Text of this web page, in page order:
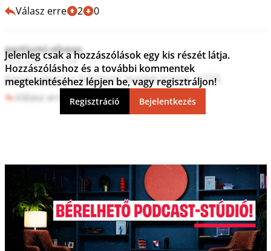
Válasz erre 2 0
partiumi-olvaso
2026. június 13. 13:08
Kesei valasz a bosztoni teadelutanra -1773.
Válasz erre 3 0
Jelenleg csak a hozzászólások egy kis részét látja.
Hozzászóláshoz és a további kommentek
megtekintéséhez lépjen be, vagy regisztráljon!
Regisztráció Bejelentkezés